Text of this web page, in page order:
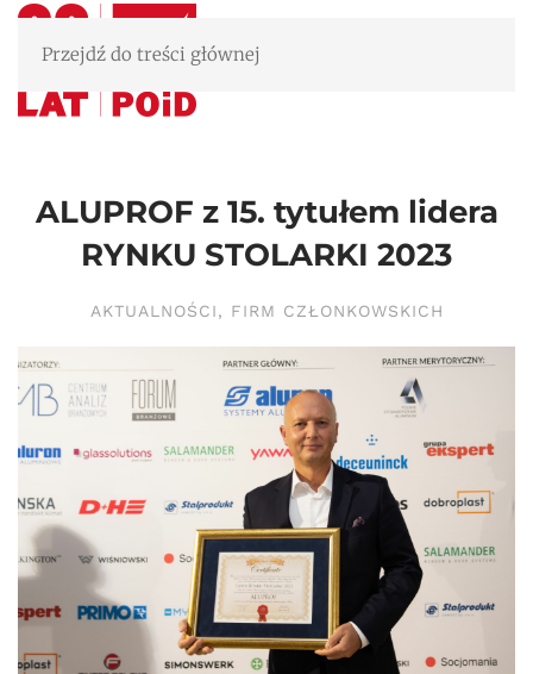
Przejdź do treści głównej
ALUPROF z 15. tytułem lidera
RYNKU STOLARKI 2023
AKTUALNOŚCI, FIRM CZŁONKOWSKICH